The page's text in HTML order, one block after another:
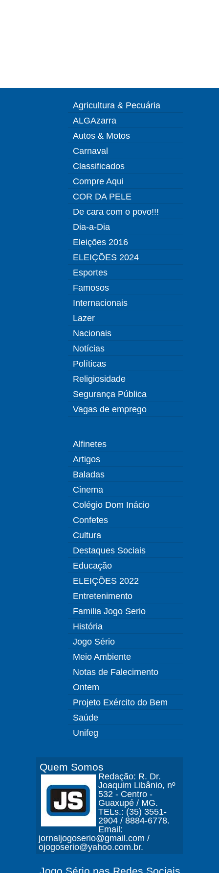
Agricultura & Pecuária
ALGAzarra
Autos & Motos
Carnaval
Classificados
Compre Aqui
COR DA PELE
De cara com o povo!!!
Dia-a-Dia
Eleições 2016
ELEIÇÕES 2024
Esportes
Famosos
Internacionais
Lazer
Nacionais
Notícias
Políticas
Religiosidade
Segurança Pública
Vagas de emprego
Alfinetes
Artigos
Baladas
Cinema
Colégio Dom Inácio
Confetes
Cultura
Destaques Sociais
Educação
ELEIÇÕES 2022
Entretenimento
Familia Jogo Serio
História
Jogo Sério
Meio Ambiente
Notas de Falecimento
Ontem
Projeto Exército do Bem
Saúde
Unifeg
Quem Somos
Redação: R. Dr.
Joaquim Libânio, nº
532 - Centro -
Guaxupé / MG.
TELs.: (35) 3551-
2904 / 8884-6778.
Email:
jornaljogoserio@gmail.com /
ojogoserio@yahoo.com.br.